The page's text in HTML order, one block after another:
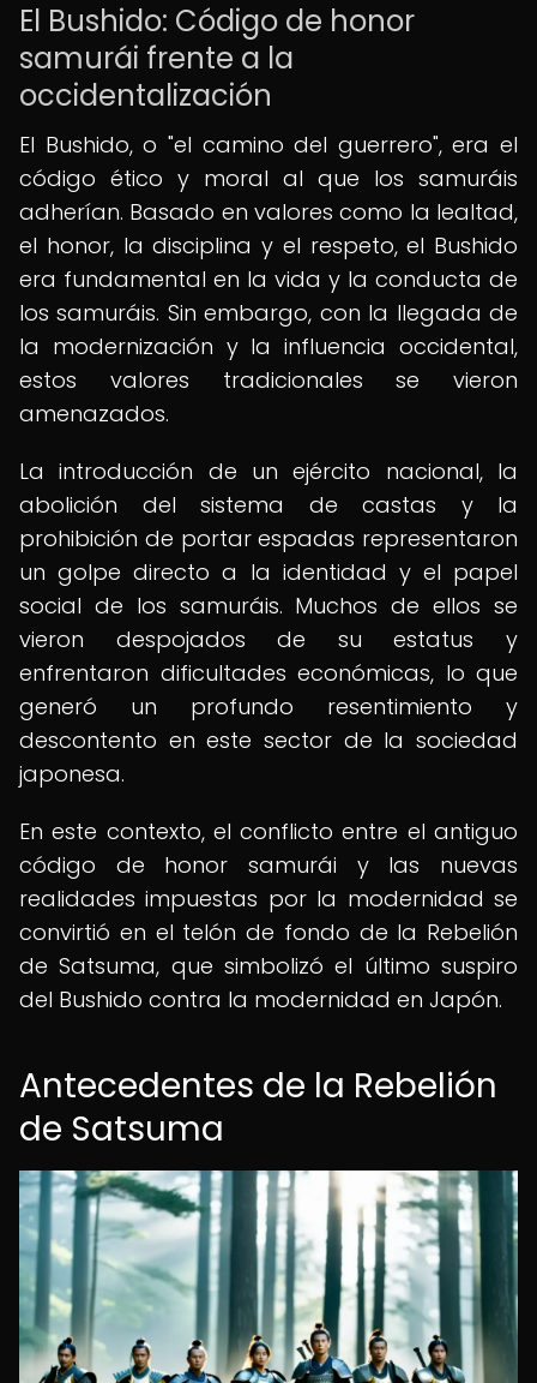
El Bushido: Código de honor
samurái frente a la
occidentalización
El Bushido, o "el camino del guerrero", era el
código ético y moral al que los samuráis
adherían. Basado en valores como la lealtad,
el honor, la disciplina y el respeto, el Bushido
era fundamental en la vida y la conducta de
los samuráis. Sin embargo, con la llegada de
la modernización y la influencia occidental,
estos valores tradicionales se vieron
amenazados.
La introducción de un ejército nacional, la
abolición del sistema de castas y la
prohibición de portar espadas representaron
un golpe directo a la identidad y el papel
social de los samuráis. Muchos de ellos se
vieron despojados de su estatus y
enfrentaron dificultades económicas, lo que
generó un profundo resentimiento y
descontento en este sector de la sociedad
japonesa.
En este contexto, el conflicto entre el antiguo
código de honor samurái y las nuevas
realidades impuestas por la modernidad se
convirtió en el telón de fondo de la Rebelión
de Satsuma, que simbolizó el último suspiro
del Bushido contra la modernidad en Japón.
Antecedentes de la Rebelión
de Satsuma